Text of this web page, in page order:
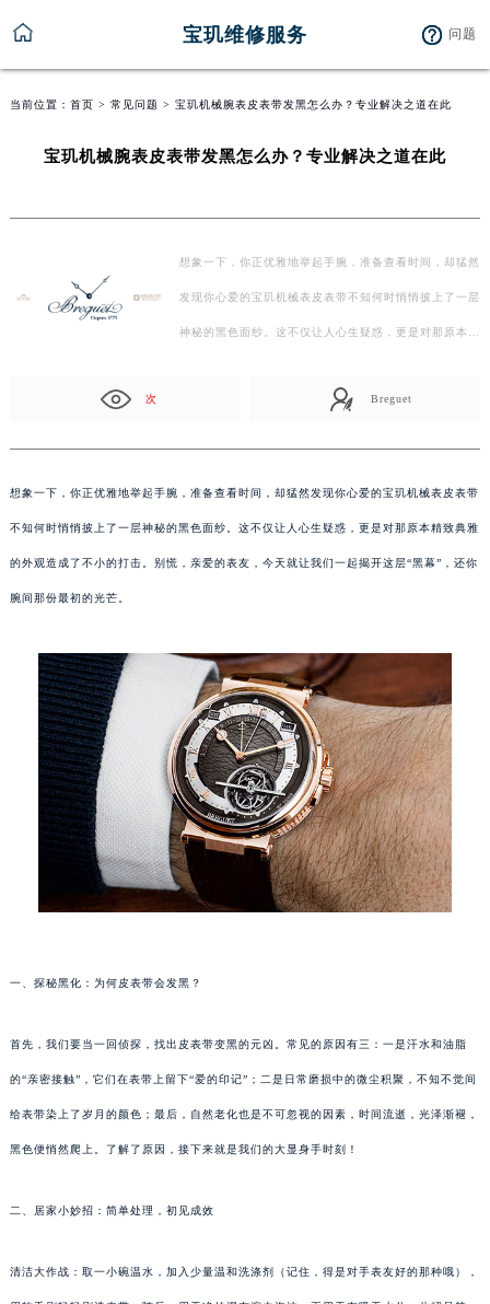
宝玑维修服务 问题
当前位置： 首页 > 常见问题 > 宝玑机械腕表皮表带发黑怎么办？专业解决之道在此
宝玑机械腕表皮表带发黑怎么办？专业解决之道在此
想象一下，你正优雅地举起手腕，准备查看时间，却猛然
发现你心爱的宝玑机械表皮表带不知何时悄悄披上了一层
神秘的黑色面纱。这不仅让人心生疑惑，更是对那原本
次 Breguet
想象一下，你正优雅地举起手腕，准备查看时间，却猛然发现你心爱的宝玑机械表皮表带
不知何时悄悄披上了一层神秘的黑色面纱。这不仅让人心生疑惑，更是对那原本精致典雅
的外观造成了不小的打击。别慌，亲爱的表友，今天就让我们一起揭开这层“黑幕”，还你
腕间那份最初的光芒。
一、探秘黑化：为何皮表带会发黑？
首先，我们要当一回侦探，找出皮表带变黑的元凶。常见的原因有三：一是汗水和油脂
的“亲密接触”，它们在表带上留下“爱的印记”；二是日常磨损中的微尘积聚，不知不觉间
给表带染上了岁月的颜色；最后，自然老化也是不可忽视的因素，时间流逝，光泽渐褪，
黑色便悄然爬上。了解了原因，接下来就是我们的大显身手时刻！
二、居家小妙招：简单处理，初见成效
清洁大作战：取一小碗温水，加入少量温和洗涤剂（记住，得是对手表友好的那种哦），